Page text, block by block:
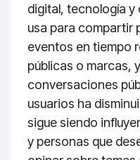
digital, tecnología y
usa para compartir
eventos en tiempo
públicas o marcas,
conversaciones
usuarios ha
sigue siendo
y personas que